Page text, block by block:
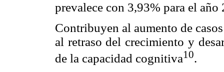
prevalece con 3,93% para el año
Contribuyen al aumento de
al retraso del crecimiento y
de la capacidad cognitiva10.